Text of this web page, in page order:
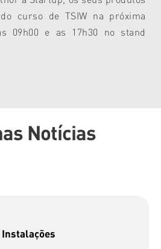
curso de TSIW na próxima
09h00 e as 17h30 no stand
Notícias